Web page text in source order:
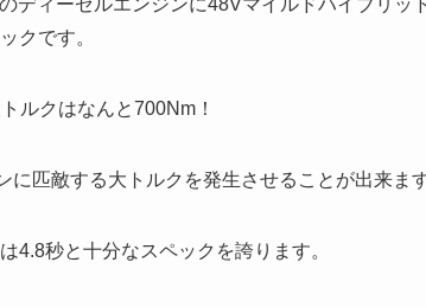
クです。
ルクはなんと700Nm！
に匹敵する大トルクを発生させることが出来ます
4.8秒と十分なスペックを誇ります。